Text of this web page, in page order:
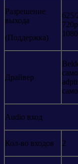
Разрешение
выхода
(Поддержка)
Драйвер
Audio вход
Кол-во входов 2